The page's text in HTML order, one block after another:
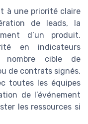
à une priorité claire
de leads, la
d’un produit.
en indicateurs
nombre cible de
de contrats signés.
toutes les équipes
de l’événement
les ressources si